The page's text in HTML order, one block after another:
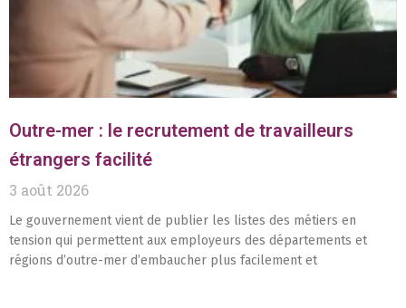
Outre-mer : le recrutement de travailleurs
étrangers facilité
3 août 2026
Le gouvernement vient de publier les listes des métiers en
tension qui permettent aux employeurs des départements et
régions d’outre-mer d’embaucher plus facilement et